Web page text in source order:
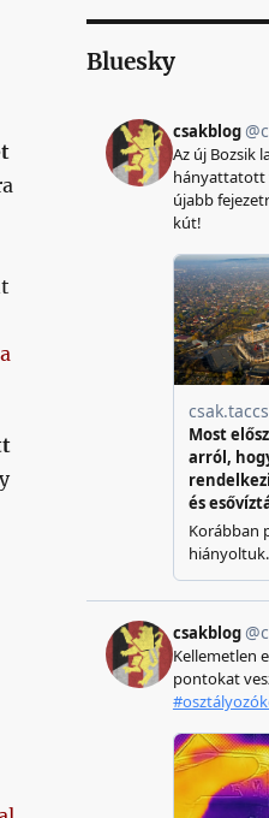
a
Bluesky